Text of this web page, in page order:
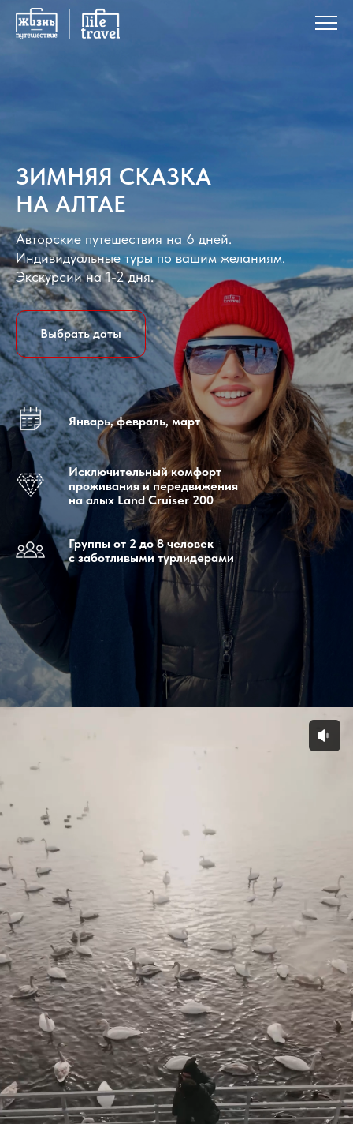
ЗИМНЯЯ СКАЗКА
НА АЛТАЕ
Авторские путешествия на 6 дней.
Индивидуальные туры по вашим желаниям.
Экскурсии на 1-2 дня.
Выбрать даты
Январь, февраль, март
Исключительный комфорт
проживания и передвижения
на алых Land Cruiser 200
Группы от 2 до 8 человек
с заботливыми турлидерами